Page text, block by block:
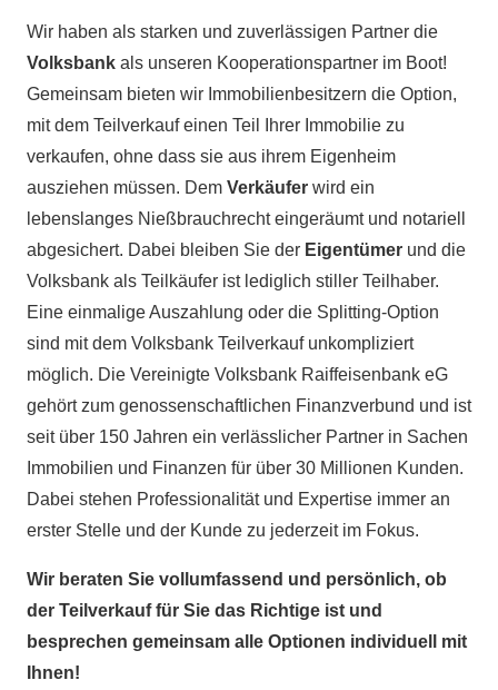
Wir haben als starken und zuverlässigen Partner die
Volksbank als unseren Kooperationspartner im Boot!
Gemeinsam bieten wir Immobilienbesitzern die Option,
mit dem Teilverkauf einen Teil Ihrer Immobilie zu
verkaufen, ohne dass sie aus ihrem Eigenheim
ausziehen müssen. Dem Verkäufer wird ein
lebenslanges Nießbrauchrecht eingeräumt und notariell
abgesichert. Dabei bleiben Sie der Eigentümer und die
Volksbank als Teilkäufer ist lediglich stiller Teilhaber.
Eine einmalige Auszahlung oder die Splitting-Option
sind mit dem Volksbank Teilverkauf unkompliziert
möglich. Die Vereinigte Volksbank Raiffeisenbank eG
gehört zum genossenschaftlichen Finanzverbund und ist
seit über 150 Jahren ein verlässlicher Partner in Sachen
Immobilien und Finanzen für über 30 Millionen Kunden.
Dabei stehen Professionalität und Expertise immer an
erster Stelle und der Kunde zu jederzeit im Fokus.
Wir beraten Sie vollumfassend und persönlich, ob
der Teilverkauf für Sie das Richtige ist und
besprechen gemeinsam alle Optionen individuell mit
Ihnen!